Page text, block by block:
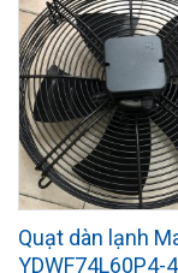
Quạt dàn lạnh
YDWF74L60P4-